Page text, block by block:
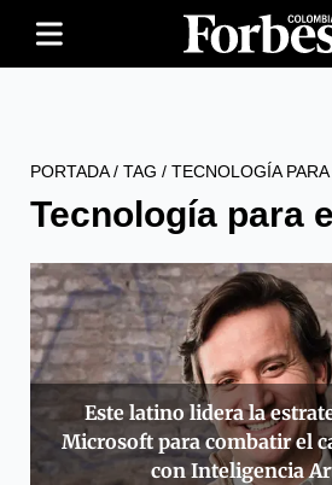
PORTADA/ TAG / TECNOLOGÍA PARA
Tecnología para
Este latino lidera la
Microsoft para combatir el
con Inteligencia